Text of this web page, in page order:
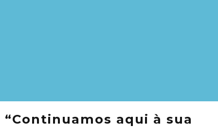
“Continuamos aqui à sua